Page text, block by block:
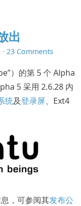
出
· 23 Comments
）的第 5 个 Alpha
5 采用 2.6.28 内
统及登录屏、Ext4
，可参阅其发布公